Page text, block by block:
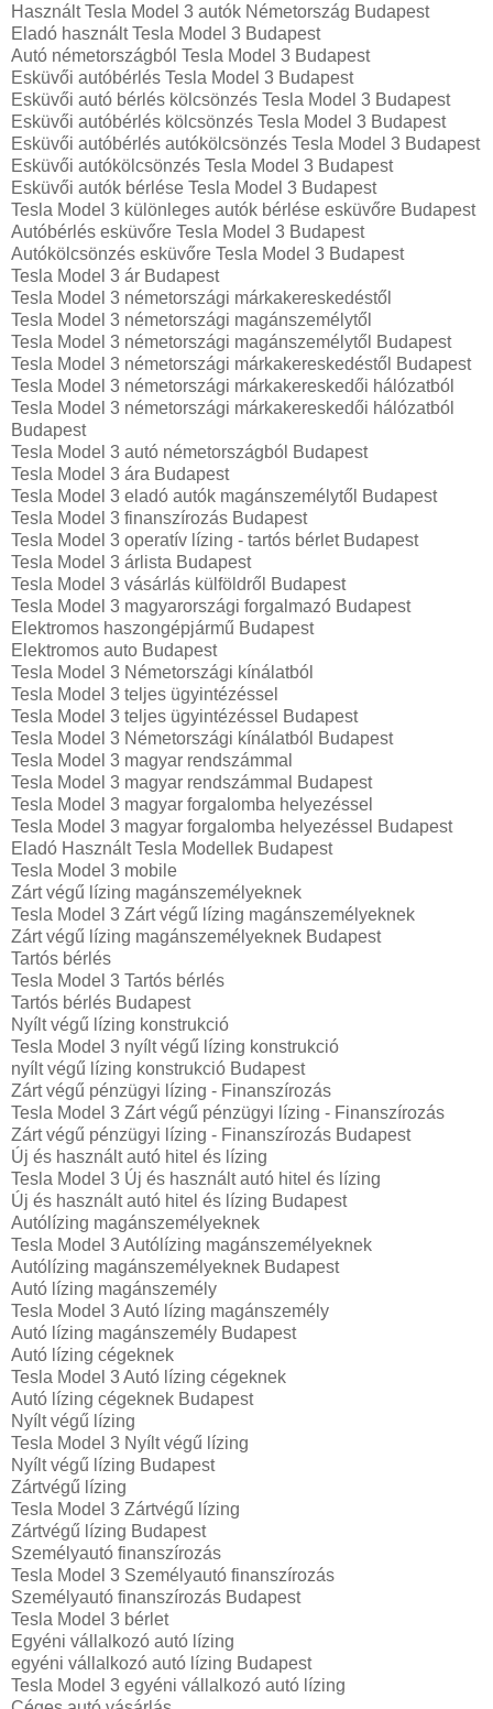
Használt Tesla Model 3 autók Németország Budapest
Eladó használt Tesla Model 3 Budapest
Autó németországból Tesla Model 3 Budapest
Esküvői autóbérlés Tesla Model 3 Budapest
Esküvői autó bérlés kölcsönzés Tesla Model 3 Budapest
Esküvői autóbérlés kölcsönzés Tesla Model 3 Budapest
Esküvői autóbérlés autókölcsönzés Tesla Model 3 Budapest
Esküvői autókölcsönzés Tesla Model 3 Budapest
Esküvői autók bérlése Tesla Model 3 Budapest
Tesla Model 3 különleges autók bérlése esküvőre Budapest
Autóbérlés esküvőre Tesla Model 3 Budapest
Autókölcsönzés esküvőre Tesla Model 3 Budapest
Tesla Model 3 ár Budapest
Tesla Model 3 németországi márkakereskedéstől
Tesla Model 3 németországi magánszemélytől
Tesla Model 3 németországi magánszemélytől Budapest
Tesla Model 3 németországi márkakereskedéstől Budapest
Tesla Model 3 németországi márkakereskedői hálózatból
Tesla Model 3 németországi márkakereskedői hálózatból
Budapest
Tesla Model 3 autó németországból Budapest
Tesla Model 3 ára Budapest
Tesla Model 3 eladó autók magánszemélytől Budapest
Tesla Model 3 finanszírozás Budapest
Tesla Model 3 operatív lízing - tartós bérlet Budapest
Tesla Model 3 árlista Budapest
Tesla Model 3 vásárlás külföldről Budapest
Tesla Model 3 magyarországi forgalmazó Budapest
Elektromos haszongépjármű‎ Budapest
Elektromos auto‎ Budapest
Tesla Model 3 Németországi kínálatból
Tesla Model 3 teljes ügyintézéssel
Tesla Model 3 teljes ügyintézéssel Budapest
Tesla Model 3 Németországi kínálatból Budapest
Tesla Model 3 magyar rendszámmal
Tesla Model 3 magyar rendszámmal Budapest
Tesla Model 3 magyar forgalomba helyezéssel
Tesla Model 3 magyar forgalomba helyezéssel Budapest
Eladó Használt Tesla Modellek Budapest
Tesla Model 3 mobile
Zárt végű lízing magánszemélyeknek
Tesla Model 3 Zárt végű lízing magánszemélyeknek
Zárt végű lízing magánszemélyeknek Budapest
Tartós bérlés
Tesla Model 3 Tartós bérlés
Tartós bérlés Budapest
Nyílt végű lízing konstrukció
Tesla Model 3 nyílt végű lízing konstrukció
nyílt végű lízing konstrukció Budapest
Zárt végű pénzügyi lízing - Finanszírozás
Tesla Model 3 Zárt végű pénzügyi lízing - Finanszírozás
Zárt végű pénzügyi lízing - Finanszírozás Budapest
Új és használt autó hitel és lízing
Tesla Model 3 Új és használt autó hitel és lízing
Új és használt autó hitel és lízing Budapest
Autólízing magánszemélyeknek
Tesla Model 3 Autólízing magánszemélyeknek
Autólízing magánszemélyeknek Budapest
Autó lízing magánszemély
Tesla Model 3 Autó lízing magánszemély
Autó lízing magánszemély Budapest
Autó lízing cégeknek
Tesla Model 3 Autó lízing cégeknek
Autó lízing cégeknek Budapest
Nyílt végű lízing
Tesla Model 3 Nyílt végű lízing
Nyílt végű lízing Budapest
Zártvégű lízing
Tesla Model 3 Zártvégű lízing
Zártvégű lízing Budapest
Személyautó finanszírozás
Tesla Model 3 Személyautó finanszírozás
Személyautó finanszírozás Budapest
Tesla Model 3 bérlet
Egyéni vállalkozó autó lízing
egyéni vállalkozó autó lízing Budapest
Tesla Model 3 egyéni vállalkozó autó lízing